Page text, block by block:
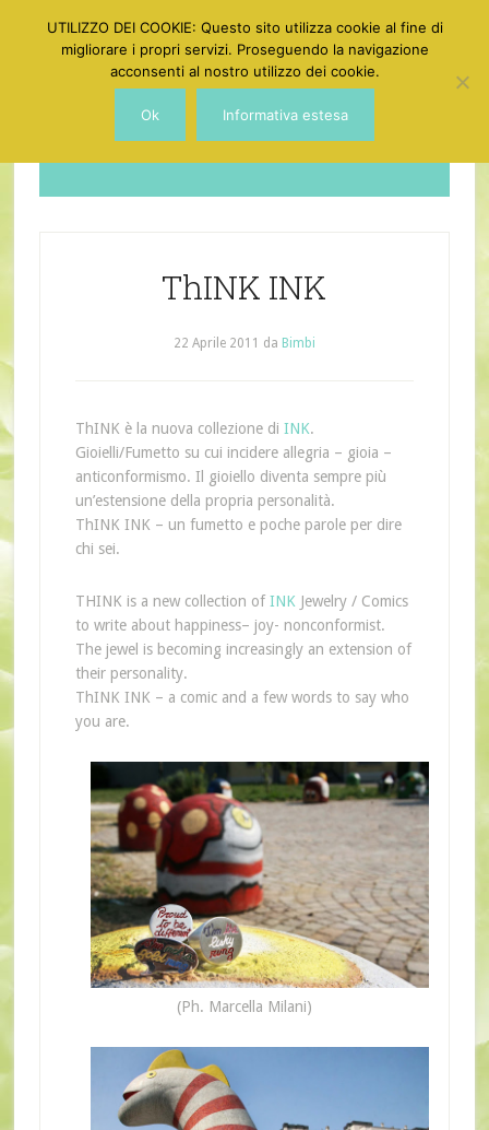
Dotgirl
ThINK INK
22 Aprile 2011 da Bimbi
ThINK è la nuova collezione di INK.
Gioielli/Fumetto su cui incidere allegria – gioia –
anticonformismo. Il gioiello diventa sempre più
un’estensione della propria personalità.
ThINK INK – un fumetto e poche parole per dire
chi sei.
THINK is a new collection of INK Jewelry / Comics
to write abouthappiness– joy- nonconformist.
The jewel is becoming increasingly an extension of
their personality.
ThINK INK – a comic and a few words to say who
you are.
(Ph. Marcella Milani)
UTILIZZO DEI COOKIE: Questo sito utilizza cookie al fine di
migliorare i propri servizi. Proseguendo la navigazione
acconsenti al nostro utilizzo dei cookie.
Ok Informativa estesa